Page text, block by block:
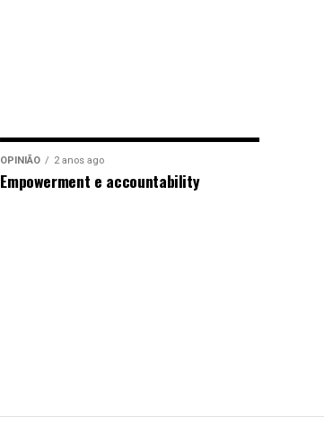
OPINIÃO 2 anos ago
Empowerment e accountability